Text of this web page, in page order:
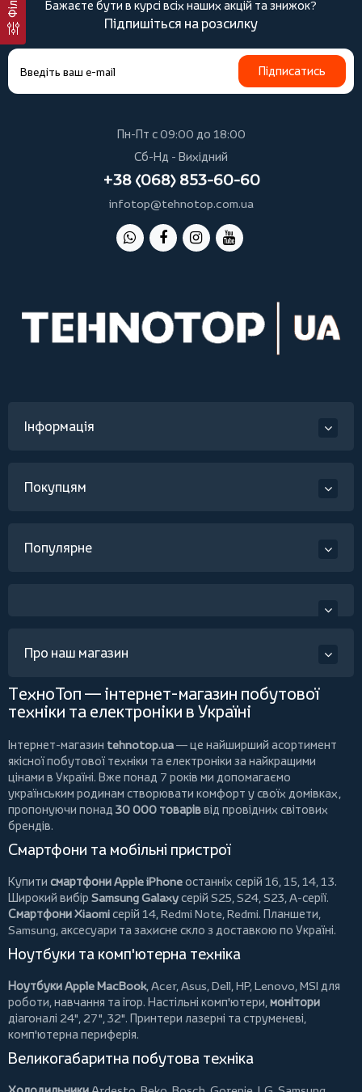
Бажаєте бути в курсі всіх наших акцій та знижок?
Підпишіться на розсилку
Підписатись
Пн-Пт с 09:00 до 18:00
Сб-Нд - Вихідний
+38 (068) 853-60-60
infotop@tehnotop.com.ua
Інформація
Покупцям
Популярне
Про наш магазин
ТехноТоп — інтернет-магазин побутової
техніки та електроніки в Україні
Інтернет-магазин tehnotop.ua— це найширший асортимент
якісної побутової техніки та електроніки за найкращими
цінами в Україні. Вже понад 7 років ми допомагаємо
українським родинам створювати комфорт у своїх домівках,
пропонуючи понад 30 000 товаріввід провідних світових
брендів.
Смартфони та мобільні пристрої
Купити смартфони Apple iPhoneостанніх серій 16, 15, 14, 13.
Широкий вибір Samsung Galaxyсерій S25, S24, S23, A-серії.
Смартфони Xiaomiсерій 14, Redmi Note, Redmi. Планшети,
Samsung, аксесуари тазахисне скло з доставкою по Україні.
Ноутбуки та комп'ютерна техніка
Ноутбуки Apple MacBook,Acer,Asus,Dell,HP,Lenovo,MSI для
роботи, навчання та ігор. Настільні комп'ютери,монітори
діагоналі 24", 27", 32". Принтери лазерні та струменеві,
комп'ютерна периферія.
Великогабаритна побутова техніка